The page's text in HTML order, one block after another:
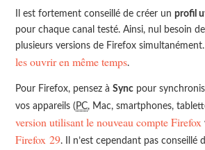
Il est fortement conseillé de créer unprofil
pour chaque canal testé. Ainsi, nul besoin
plusieurs versions de Firefox
les ouvrir en même temps.
Pour Firefox, pensez àSync pour
vos appareils ( PC, Mac, smartphones,
version utilisant le nouveau compte Firefox
Firefox 29. Il n’est cependant pas conseillé